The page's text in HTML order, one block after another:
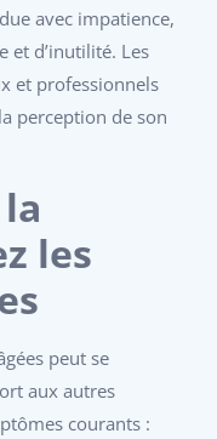
avec impatience,
et d’inutilité. Les
et professionnels
perception de son
les
peut se
aux autres
courants :